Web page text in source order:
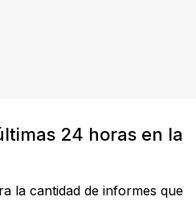
24 horas en la
la cantidad de informes que